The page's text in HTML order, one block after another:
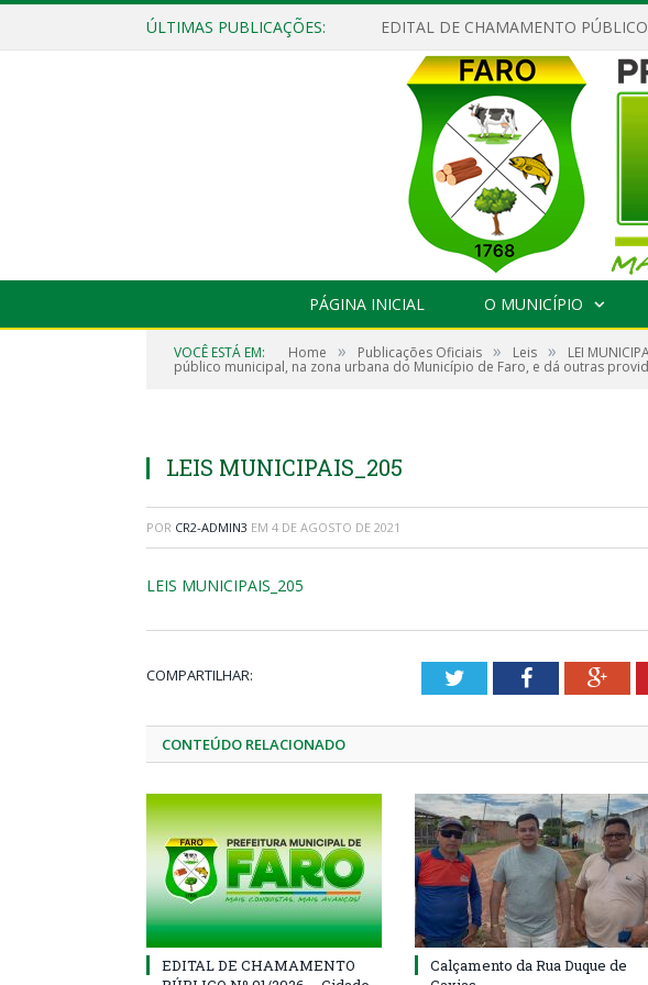
ÚLTIMAS PUBLICAÇÕES: EDITAL DE CHAMAMENTO
PÁGINA INICIAL O MUNICÍPIO
VOCÊ ESTÁ EM: Home » Publicações Oficiais » Leis » LEI
público municipal, na zona urbana do Município de Faro, e dá outras
LEIS MUNICIPAIS_205
POR CR2-ADMIN3 EM 4 DE AGOSTO DE 2021
LEIS MUNICIPAIS_205
COMPARTILHAR: TwitterFacebook
CONTEÚDO RELACIONADO
EDITAL DE CHAMAMENTO
Calçamento da Rua Duque de